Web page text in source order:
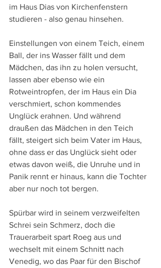
im Haus Dias von Kirchenfenstern
studieren - also genau hinsehen.
Einstellungen von einem Teich, einem
Ball, der ins Wasser fällt und dem
Mädchen, das ihn zu holen versucht,
lassen aber ebenso wie ein
Rotweintropfen, der im Haus ein Dia
verschmiert, schon kommendes
Unglück erahnen. Und während
draußen das Mädchen in den Teich
fällt, steigert sich beim Vater im Haus,
ohne dass er das Unglück sieht oder
etwas davon weiß, die Unruhe und in
Panik rennt er hinaus, kann die Tochter
aber nur noch tot bergen.
Spürbar wird in seinem verzweifelten
Schrei sein Schmerz, doch die
Trauerarbeit spart Roeg aus und
wechselt mit einem Schnitt nach
Venedig, wo das Paar für den Bischof